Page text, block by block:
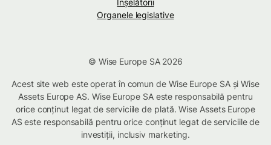
Înșelătorii
Organele legislative
© Wise Europe SA 2026
Acest site web este operat în comun de Wise Europe SA și Wise
Assets Europe AS. Wise Europe SA este responsabilă pentru
orice conținut legat de serviciile de plată. Wise Assets Europe
AS este responsabilă pentru orice conținut legat de serviciile de
investiții, inclusiv marketing.